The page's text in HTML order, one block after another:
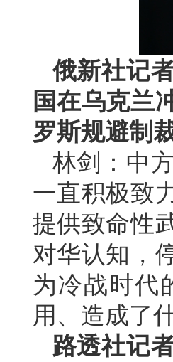
俄新社记
国在乌克兰
罗斯规避制
林剑：中
一直积极致
提供致命性
对华认知，
为冷战时代
用、造成了
路透社记